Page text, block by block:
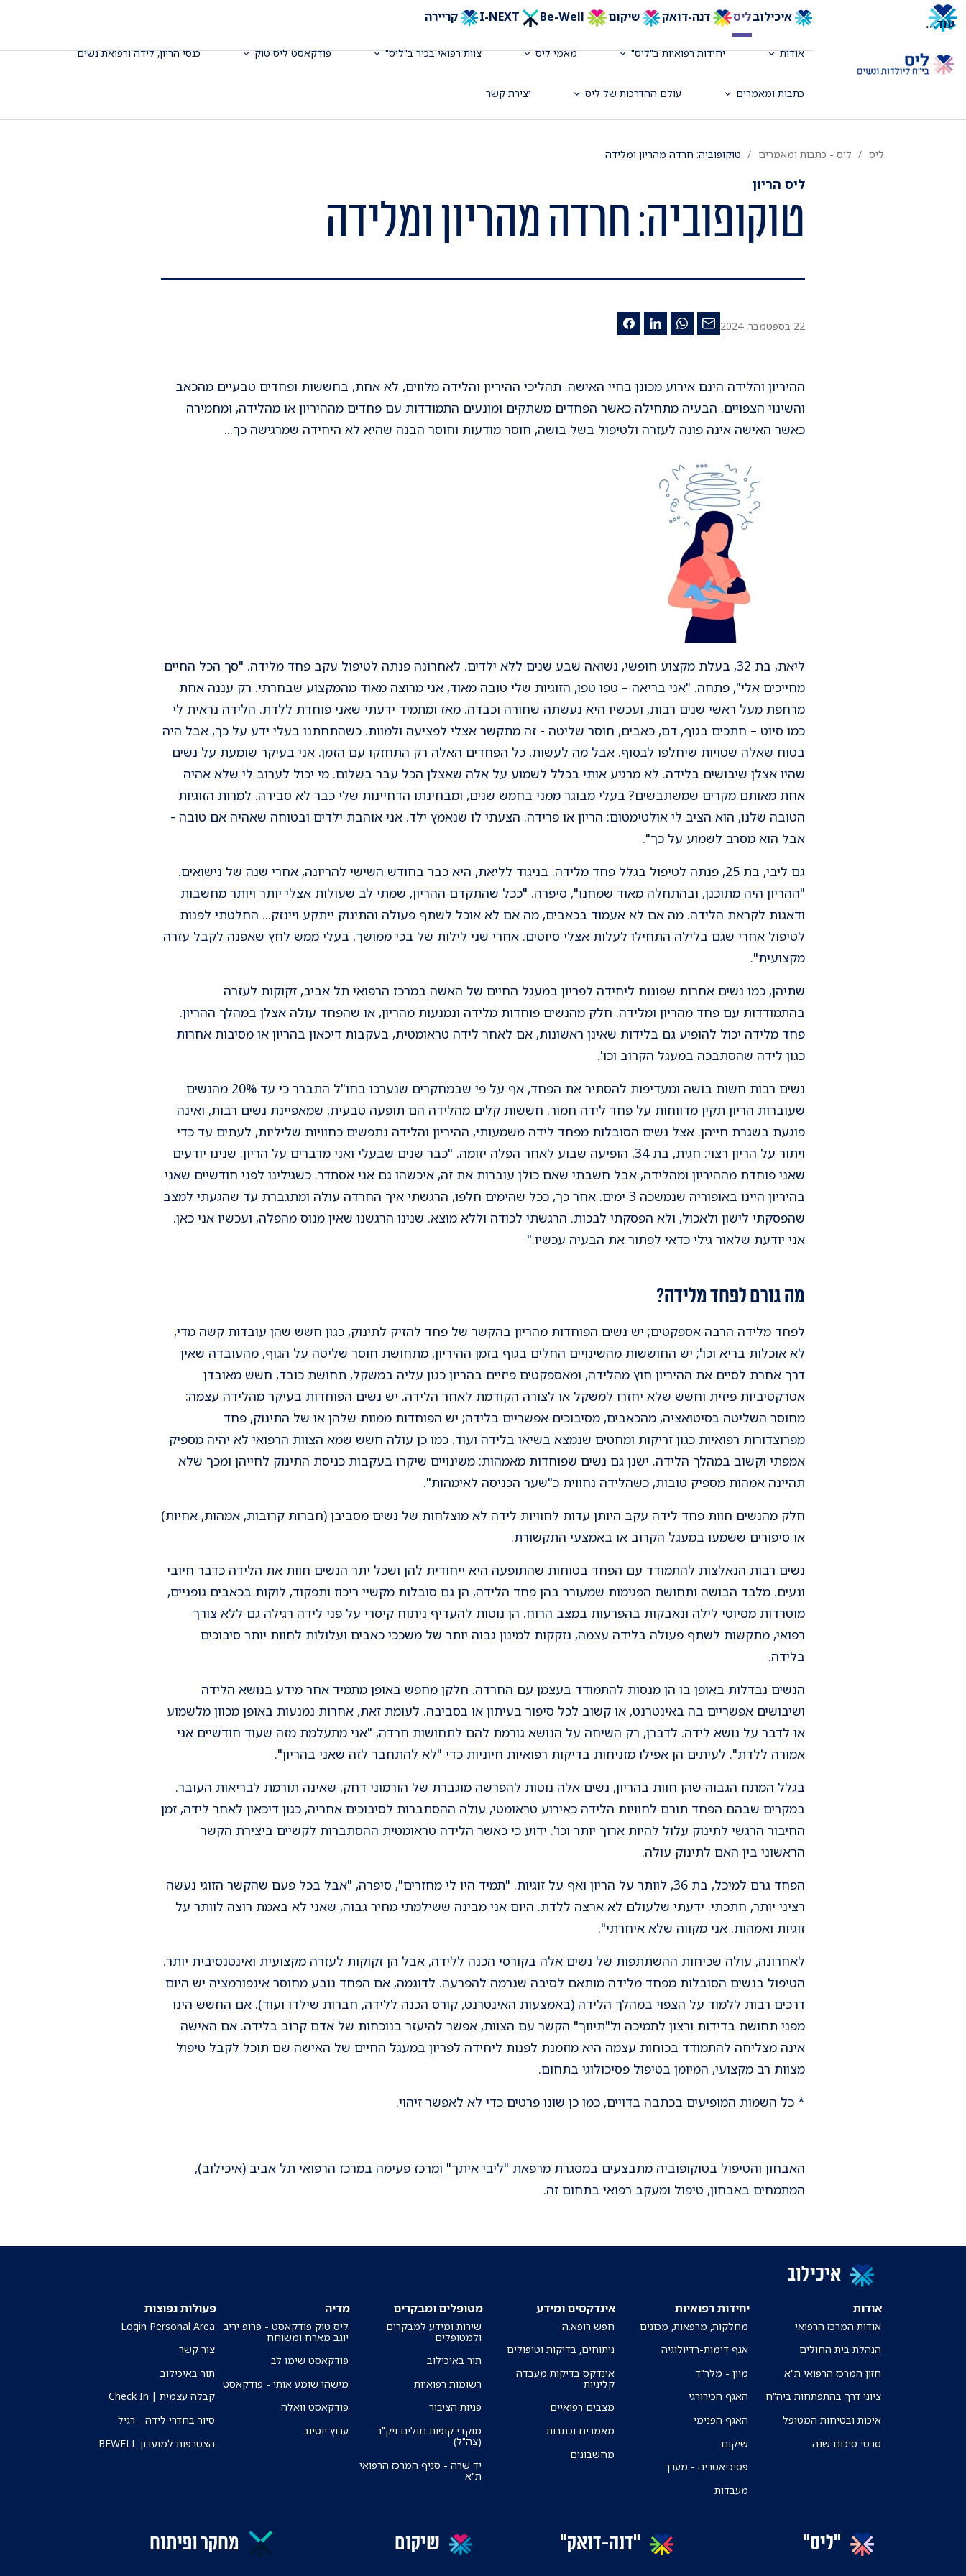
איכילובליס דנה-דואק שיקום Be-Well
I-NEXT קריירה
אודות יחידות רפואיות ב"ליס" מאמי ליס צוות רפואי בכיר ב"ליס" פודקאסט ליס טוק כנסי הריון, לידה ורפואת נשים
כתבות ומאמרים עולם ההדרכות של ליס יצירת קשר
עוד...
ליס ליס - כתבות ומאמרים טוקופוביה: חרדה מהריון ומלידה
ליס הריון
טוקופוביה: חרדה מהריון ומלידה
22 בספטמבר, 2024
ההיריון והלידה הינם אירוע מכונן בחיי האישה. תהליכי ההיריון והלידה מלווים, לא אחת, בחששות ופחדים טבעיים מהכאב
והשינוי הצפויים. הבעיה מתחילה כאשר הפחדים משתקים ומונעים התמודדות עם פחדים מההיריון או מהלידה, ומחמירה
כאשר האישה אינה פונה לעזרה ולטיפול בשל בושה, חוסר מודעות וחוסר הבנה שהיא לא היחידה שמרגישה כך...
ליאת, בת 32, בעלת מקצוע חופשי, נשואה שבע שנים ללא ילדים. לאחרונה פנתה לטיפול עקב פחד מלידה. "סך הכל החיים
מחייכים אלי", פתחה. "אני בריאה – טפו טפו, הזוגיות שלי טובה מאוד, אני מרוצה מאוד מהמקצוע שבחרתי. רק עננה אחת
מרחפת מעל ראשי שנים רבות, ועכשיו היא נעשתה שחורה וכבדה. מאז ומתמיד ידעתי שאני פוחדת ללדת. הלידה נראית לי
כמו סיוט – חתכים בגוף, דם, כאבים, חוסר שליטה - זה מתקשר אצלי לפציעה ולמוות. כשהתחתנו בעלי ידע על כך, אבל היה
בטוח שאלה שטויות שיחלפו לבסוף. אבל מה לעשות, כל הפחדים האלה רק התחזקו עם הזמן. אני בעיקר שומעת על נשים
שהיו אצלן שיבושים בלידה. לא מרגיע אותי בכלל לשמוע על אלה שאצלן הכל עבר בשלום. מי יכול לערוב לי שלא אהיה
אחת מאותם מקרים שמשתבשים? בעלי מבוגר ממני בחמש שנים, ומבחינתו הדחיינות שלי כבר לא סבירה. למרות הזוגיות
הטובה שלנו, הוא הציב לי אולטימטום: הריון או פרידה. הצעתי לו שנאמץ ילד. אני אוהבת ילדים ובטוחה שאהיה אם טובה -
אבל הוא מסרב לשמוע על כך".
גם ליבי, בת 25, פנתה לטיפול בגלל פחד מלידה. בניגוד לליאת, היא כבר בחודש השישי להריונה, אחרי שנה של נישואים.
"ההריון היה מתוכנן, ובהתחלה מאוד שמחנו", סיפרה. "ככל שהתקדם ההריון, שמתי לב שעולות אצלי יותר ויותר מחשבות
ודאגות לקראת הלידה. מה אם לא אעמוד בכאבים, מה אם לא אוכל לשתף פעולה והתינוק ייתקע ויינזק... החלטתי לפנות
לטיפול אחרי שגם בלילה התחילו לעלות אצלי סיוטים. אחרי שני לילות של בכי ממושך, בעלי ממש לחץ שאפנה לקבל עזרה
מקצועית".
שתיהן, כמו נשים אחרות שפונות ליחידה לפריון במעגל החיים של האשה במרכז הרפואי תל אביב, זקוקות לעזרה
בהתמודדות עם פחד מהריון ומלידה. חלק מהנשים פוחדות מלידה ונמנעות מהריון, או שהפחד עולה אצלן במהלך ההריון.
פחד מלידה יכול להופיע גם בלידות שאינן ראשונות, אם לאחר לידה טראומטית, בעקבות דיכאון בהריון או מסיבות אחרות
כגון לידה שהסתבכה במעגל הקרוב וכו'.
נשים רבות חשות בושה ומעדיפות להסתיר את הפחד, אף על פי שבמחקרים שנערכו בחו"ל התברר כי עד 20% מהנשים
שעוברות הריון תקין מדווחות על פחד לידה חמור. חששות קלים מהלידה הם תופעה טבעית, שמאפיינת נשים רבות, ואינה
פוגעת בשגרת חייהן. אצל נשים הסובלות מפחד לידה משמעותי, ההיריון והלידה נתפשים כחוויות שליליות, לעתים עד כדי
ויתור על הריון רצוי: חגית, בת 34, הופיעה שבוע לאחר הפלה יזומה. "כבר שנים שבעלי ואני מדברים על הריון. שנינו יודעים
שאני פוחדת מההיריון ומהלידה, אבל חשבתי שאם כולן עוברות את זה, איכשהו גם אני אסתדר. כשגילינו לפני חודשיים שאני
בהיריון היינו באופוריה שנמשכה 3 ימים. אחר כך, ככל שהימים חלפו, הרגשתי איך החרדה עולה ומתגברת עד שהגעתי למצב
שהפסקתי לישון ולאכול, ולא הפסקתי לבכות. הרגשתי לכודה וללא מוצא. שנינו הרגשנו שאין מנוס מהפלה, ועכשיו אני כאן.
אני יודעת שלאור גילי כדאי לפתור את הבעיה עכשיו."
מה גורם לפחד מלידה?
לפחד מלידה הרבה אספקטים; יש נשים הפוחדות מהריון בהקשר של פחד להזיק לתינוק, כגון חשש שהן עובדות קשה מדי,
לא אוכלות בריא וכו'; יש החוששות מהשינויים החלים בגוף בזמן ההיריון, מתחושת חוסר שליטה על הגוף, מהעובדה שאין
דרך אחרת לסיים את ההיריון חוץ מהלידה, ומאספקטים פיזיים בהריון כגון עליה במשקל, תחושת כובד, חשש מאובדן
אטרקטיביות פיזית וחשש שלא יחזרו למשקל או לצורה הקודמת לאחר הלידה. יש נשים הפוחדות בעיקר מהלידה עצמה:
מחוסר השליטה בסיטואציה, מהכאבים, מסיבוכים אפשריים בלידה; יש הפוחדות ממוות שלהן או של התינוק, פחד
מפרוצדורות רפואיות כגון זריקות ומחטים שנמצא בשיאו בלידה ועוד. כמו כן עולה חשש שמא הצוות הרפואי לא יהיה מספיק
אמפתי וקשוב במהלך הלידה. ישנן גם נשים שפוחדות מאמהות: משינויים שיקרו בעקבות כניסת התינוק לחייהן ומכך שלא
תהיינה אמהות מספיק טובות, כשהלידה נחווית כ"שער הכניסה לאימהות".
חלק מהנשים חוות פחד לידה עקב היותן עדות לחוויות לידה לא מוצלחות של נשים מסביבן (חברות קרובות, אמהות, אחיות)
או סיפורים ששמעו במעגל הקרוב או באמצעי התקשורת.
נשים רבות הנאלצות להתמודד עם הפחד בטוחות שהתופעה היא ייחודית להן ושכל יתר הנשים חוות את הלידה כדבר חיובי
ונעים. מלבד הבושה ותחושת הפגימות שמעורר בהן פחד הלידה, הן גם סובלות מקשיי ריכוז ותפקוד, לוקות בכאבים גופניים,
מוטרדות מסיוטי לילה ונאבקות בהפרעות במצב הרוח. הן נוטות להעדיף ניתוח קיסרי על פני לידה רגילה גם ללא צורך
רפואי, מתקשות לשתף פעולה בלידה עצמה, נזקקות למינון גבוה יותר של משככי כאבים ועלולות לחוות יותר סיבוכים
בלידה.
הנשים נבדלות באופן בו הן מנסות להתמודד בעצמן עם החרדה. חלקן מחפש באופן מתמיד אחר מידע בנושא הלידה
ושיבושים אפשריים בה באינטרנט, או קשוב לכל סיפור בעיתון או בסביבה. לעומת זאת, אחרות נמנעות באופן מכוון מלשמוע
או לדבר על נושא לידה. לדברן, רק השיחה על הנושא גורמת להם לתחושות חרדה, "אני מתעלמת מזה שעוד חודשיים אני
אמורה ללדת". לעיתים הן אפילו מזניחות בדיקות רפואיות חיוניות כדי "לא להתחבר לזה שאני בהריון".
בגלל המתח הגבוה שהן חוות בהריון, נשים אלה נוטות להפרשה מוגברת של הורמוני דחק, שאינה תורמת לבריאות העובר.
במקרים שבהם הפחד תורם לחוויות הלידה כאירוע טראומטי, עולה ההסתברות לסיבוכים אחריה, כגון דיכאון לאחר לידה, זמן
החיבור הרגשי לתינוק עלול להיות ארוך יותר וכו'. ידוע כי כאשר הלידה טראומטית ההסתברות לקשיים ביצירת הקשר
הראשוני בין האם לתינוק עולה.
הפחד גרם למיכל, בת 36, לוותר על הריון ואף על זוגיות. "תמיד היו לי מחזרים", סיפרה, "אבל בכל פעם שהקשר הזוגי נעשה
רציני יותר, חתכתי. ידעתי שלעולם לא ארצה ללדת. היום אני מבינה ששילמתי מחיר גבוה, שאני לא באמת רוצה לוותר על
זוגיות ואמהות. אני מקווה שלא איחרתי".
לאחרונה, עולה שכיחות ההשתתפות של נשים אלה בקורסי הכנה ללידה, אבל הן זקוקות לעזרה מקצועית ואינטנסיבית יותר.
הטיפול בנשים הסובלות מפחד מלידה מותאם לסיבה שגרמה להפרעה. לדוגמה, אם הפחד נובע מחוסר אינפורמציה יש היום
דרכים רבות ללמוד על הצפוי במהלך הלידה (באמצעות האינטרנט, קורס הכנה ללידה, חברות שילדו ועוד). אם החשש הינו
מפני תחושת בדידות ורצון לתמיכה ול"תיווך" הקשר עם הצוות, אפשר להיעזר בנוכחות של אדם קרוב בלידה. אם האישה
אינה מצליחה להתמודד בכוחות עצמה היא מוזמנת לפנות ליחידה לפריון במעגל החיים של האישה שם תוכל לקבל טיפול
מצוות רב מקצועי, המיומן בטיפול פסיכולוגי בתחום.
* כל השמות המופיעים בכתבה בדויים, כמו כן שונו פרטים כדי לא לאפשר זיהוי.
האבחון והטיפול בטוקופוביה מתבצעים במסגרת מרפאת "ליבי איתך" ומרכז פעימה במרכז הרפואי תל אביב (איכילוב),
המתמחים באבחון, טיפול ומעקב רפואי בתחום זה.
איכילוב
אודות
אודות המרכז הרפואי
הנהלת בית החולים
חזון המרכז הרפואי ת"א
ציוני דרך בהתפתחות ביה"ח
איכות ובטיחות המטופל
סרטי סיכום שנה
יחידות רפואיות
מחלקות, מרפאות, מכונים
אגף דימות-רדיולוגיה
מיון - מלר"ד
האגף הכירורגי
האגף הפנימי
שיקום
פסיכיאטריה - מערך
מעבדות
אינדקסים ומידע
חפש רופא.ה
ניתוחים, בדיקות וטיפולים
אינדקס בדיקות מעבדה
קליניות
מצבים רפואיים
מאמרים וכתבות
מחשבונים
מטופלים ומבקרים
שירות ומידע למבקרים
ולמטופלים
תור באיכילוב
רשומות רפואיות
פניות הציבור
מוקדי קופות חולים ויק"ר
(צה"ל)
יד שרה - סניף המרכז הרפואי
ת"א
מדיה
ליס טוק פודקאסט - פרופ יריב
יוגב מארח ומשוחח
פודקאסט שימו לב
מישהו שומע אותי - פודקאסט
פודקאסט וואלה
ערוץ יוטיוב
פעולות נפוצות
Login Personal Area
צור קשר
תור באיכילוב
קבלה עצמית | Check In
סיור בחדרי לידה - רגיל
הצטרפות למועדון BEWELL
"ליס" "דנה-דואק" שיקום מחקר ופיתוח